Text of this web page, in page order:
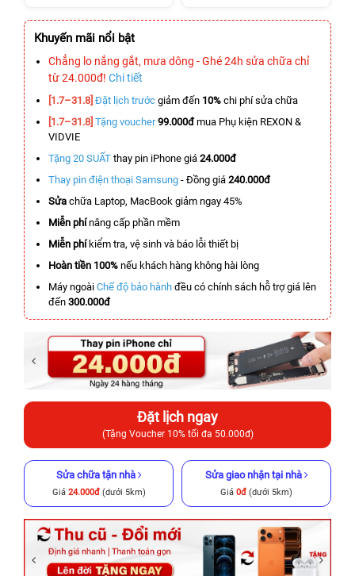
Khuyến mãi nổi bật
Chẳng lo nắng gắt, mưa dông - Ghé 24h sửa chữa chỉ
từ 24.000đ! Chi tiết
[1.7–31.8] Đặt lịch trước giảm đến 10% chi phí sửa chữa
[1.7–31.8] Tặng voucher 99.000đmua Phụ kiện REXON &
VIDVIE
Tặng 20 SUẤT thay pin iPhone giá 24.000đ
Thay pin điện thoại Samsung - Đồng giá 240.000đ
Sửa chữa Laptop, MacBook giảm ngay 45%
Miễn phínâng cấp phần mềm
Miễn phíkiểm tra, vệ sinh và báo lỗi thiết bị
Hoàn tiền 100% nếu khách hàng không hài lòng
Máy ngoài Chế độ bảo hành đều có chính sách hỗ trợ giá lên
đến 300.000đ
Đặt lịch ngay
(Tặng Voucher 10% tối đa 50.000đ)
Sửa chữa tận nhà
Giá 24.000đ(dưới 5km)
Sửa giao nhận tại nhà
Giá 0đ (dưới 5km)